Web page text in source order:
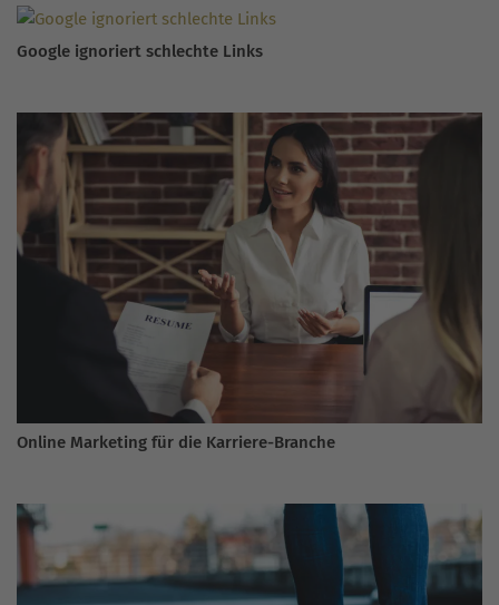
Google ignoriert schlechte Links
Online Marketing für die Karriere-Branche